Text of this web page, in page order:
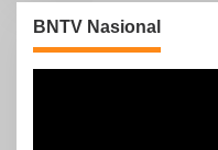
BNTV Nasional